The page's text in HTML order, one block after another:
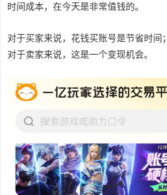
时间成本，在今天是非常值钱的。
对于买家来说，花钱买账号是节省时间；
对于卖家来说，这是一个变现机会。